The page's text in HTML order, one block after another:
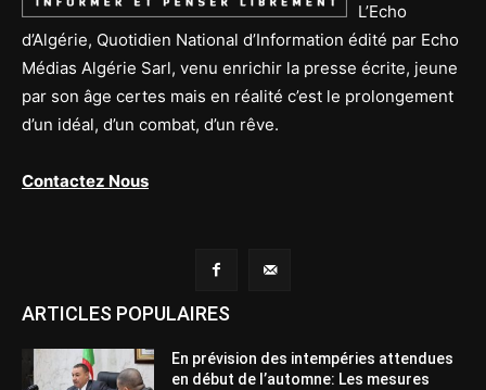
L’Echo
d’Algérie, Quotidien National d’Information édité par Echo
Médias Algérie Sarl, venu enrichir la presse écrite, jeune
par son âge certes mais en réalité c’est le prolongement
d’un idéal, d’un combat, d’un rêve.
Contactez Nous
ARTICLES POPULAIRES
En prévision des intempéries attendues
en début de l’automne: Les mesures